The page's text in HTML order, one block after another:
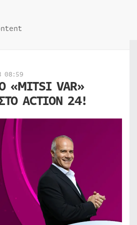
08:59
«MITSI VAR»
ACTION 24!